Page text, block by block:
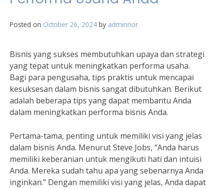
Posted on October 26, 2024 by adminnor
Bisnis yang sukses membutuhkan upaya dan strategi
yang tepat untuk meningkatkan performa usaha.
Bagi para pengusaha, tips praktis untuk mencapai
kesuksesan dalam bisnis sangat dibutuhkan. Berikut
adalah beberapa tips yang dapat membantu Anda
dalam meningkatkan performa bisnis Anda.
Pertama-tama, penting untuk memiliki visi yang jelas
dalam bisnis Anda. Menurut Steve Jobs, “Anda harus
memiliki keberanian untuk mengikuti hati dan intuisi
Anda. Mereka sudah tahu apa yang sebenarnya Anda
inginkan.” Dengan memiliki visi yang jelas, Anda dapat